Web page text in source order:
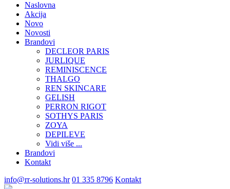
Naslovna
Akcija
Novo
Novosti
Brandovi
DECLEOR PARIS
JURLIQUE
REMINISCENCE
THALGO
REN SKINCARE
GELISH
PERRON RIGOT
SOTHYS PARIS
ZOYA
DEPILEVE
Vidi više ...
Brandovi
Kontakt
info@rr-solutions.hr 01 335 8796 Kontakt